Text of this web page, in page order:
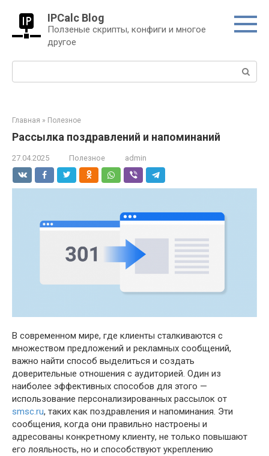
контенту
IPCalc Blog
Ползеные скрипты, конфиги и многое
другое
Поиск:
Главная » Полезное
Рассылка поздравлений и напоминаний
27.04.2025 Полезное admin
В современном мире, где клиенты сталкиваются с
множеством предложений и рекламных сообщений,
важно найти способ выделиться и создать
доверительные отношения с аудиторией. Один из
наиболее эффективных способов для этого —
использование персонализированных рассылок от
smsc.ru, таких как поздравления и напоминания. Эти
сообщения, когда они правильно настроены и
адресованы конкретному клиенту, не только повышают
его лояльность, но и способствуют укреплению